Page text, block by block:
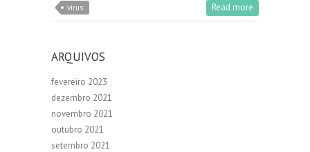
virus
Read more
ARQUIVOS
fevereiro 2023
dezembro 2021
novembro 2021
outubro 2021
setembro 2021